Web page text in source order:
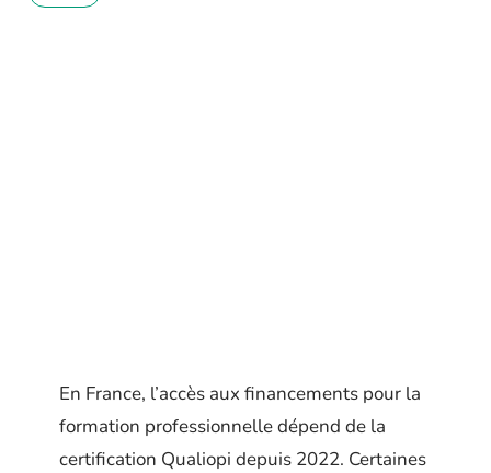
En France, l’accès aux financements pour la
formation professionnelle dépend de la
certification Qualiopi depuis 2022. Certaines